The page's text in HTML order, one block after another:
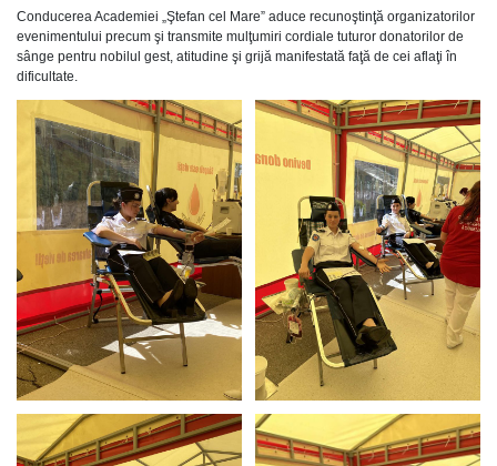
Conducerea Academiei „Ştefan cel Mare” aduce recunoştinţă organizatorilor
evenimentului precum şi transmite mulţumiri cordiale tuturor donatorilor de
sânge pentru nobilul gest, atitudine şi grijă manifestată faţă de cei aflaţi în
dificultate.